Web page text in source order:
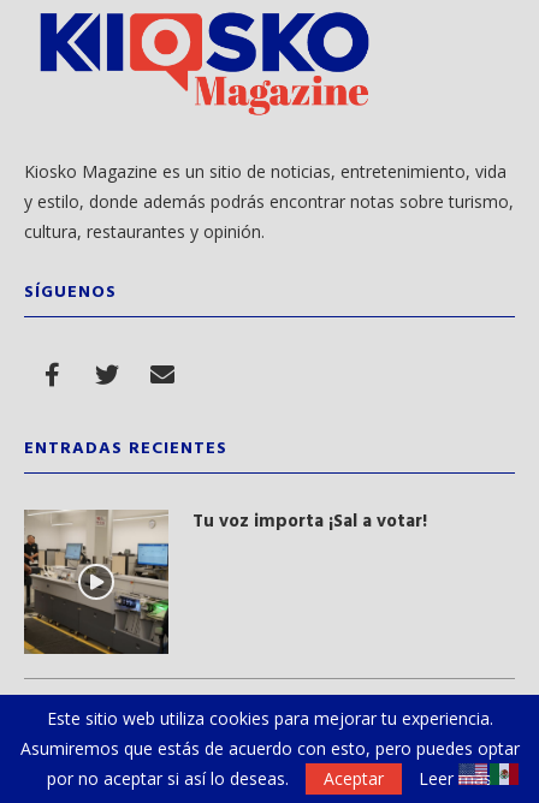
Kiosko Magazine es un sitio de noticias, entretenimiento, vida
y estilo, donde además podrás encontrar notas sobre turismo,
cultura, restaurantes y opinión.
SÍGUENOS
ENTRADAS RECIENTES
Tu voz importa ¡Sal a votar!
Gloria Trevi se reencuentra con sus
paisanos regios
Este sitio web utiliza cookies para mejorar tu experiencia.
Asumiremos que estás de acuerdo con esto, pero puedes optar
por no aceptar si así lo deseas.
Aceptar Leer más